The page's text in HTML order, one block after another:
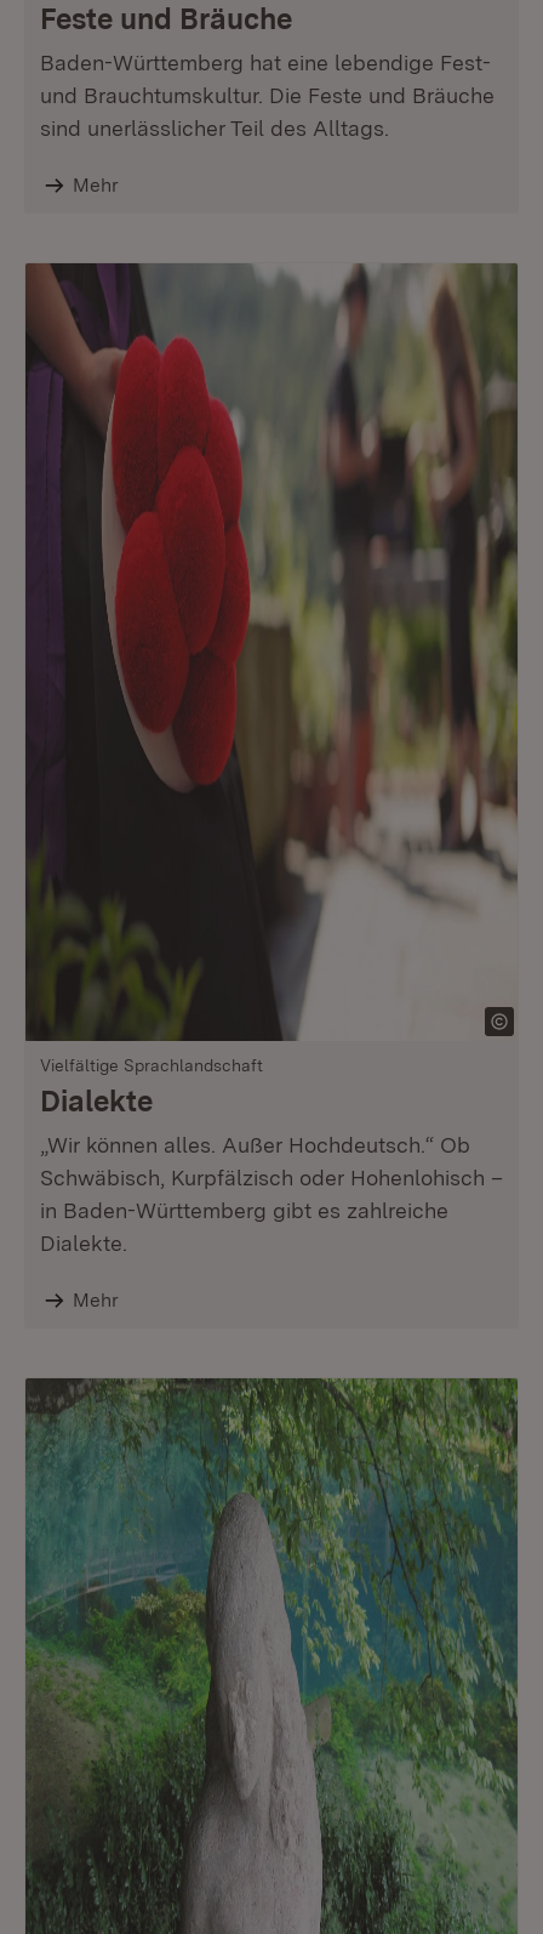
Feste und Bräuche
Baden-Württemberg hat eine lebendige Fest-
und Brauchtumskultur. Die Feste und Bräuche
sind unerlässlicher Teil des Alltags.
Mehr
Vielfältige Sprachlandschaft
Dialekte
„Wir können alles. Außer Hochdeutsch.“ Ob
Schwäbisch, Kurpfälzisch oder Hohenlohisch –
in Baden-Württemberg gibt es zahlreiche
Dialekte.
Mehr